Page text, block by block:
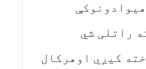
راتلی شي
کیږي اوهرکال